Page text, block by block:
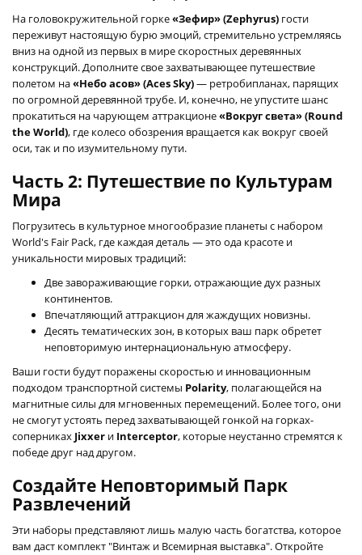
На головокружительной горке«Зефир» (Zephyrus) гости
переживут настоящую бурю эмоций, стремительно устремляясь
вниз на одной из первых в мире скоростных деревянных
конструкций. Дополните свое захватывающее путешествие
полетом на«Небо асов» (Aces Sky)— ретробипланах, парящих
по огромной деревянной трубе. И, конечно, не упустите шанс
прокатиться на чарующем аттракционе«Вокруг света» (Round
the World), где колесо обозрения вращается как вокруг своей
оси, так и по изумительному пути.
Часть 2: Путешествие по Культурам
Мира
Погрузитесь в культурное многообразие планеты с набором
World's Fair Pack, где каждая деталь — это ода красоте и
уникальности мировых традиций:
Две завораживающие горки, отражающие дух разных
континентов.
Впечатляющий аттракцион для жаждущих новизны.
Десять тематических зон, в которых ваш парк обретет
неповторимую интернациональную атмосферу.
Ваши гости будут поражены скоростью и инновационным
подходом транспортной системы Polarity, полагающейся на
магнитные силы для мгновенных перемещений. Более того, они
не смогут устоять перед захватывающей гонкой на горках-
соперниках Jixxer и Interceptor, которые неустанно стремятся к
победе друг над другом.
Создайте Неповторимый Парк
Развлечений
Эти наборы представляют лишь малую часть богатства, которое
вам даст комплект "Винтаж и Всемирная выставка". Откройте